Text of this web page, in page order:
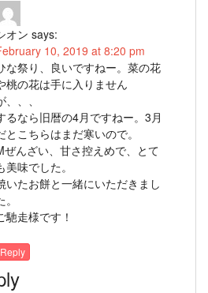
オン says:
10, 2019 at 8:20 pm
な祭り、良いですねー。菜の花
桃の花は手に入りません
、、、
るなら旧暦の4月ですねー。3月
とこちらはまだ寒いので。
ぜんざい、甘さ控えめで、とて
美味でした。
いたお餅と一緒にいただきまし
。
馳走様です！
Reply